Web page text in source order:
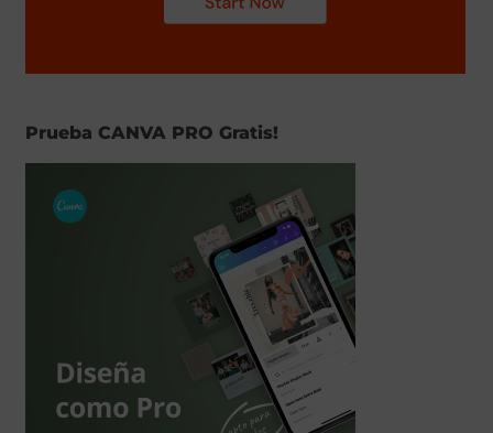
Prueba CANVA PRO Gratis!